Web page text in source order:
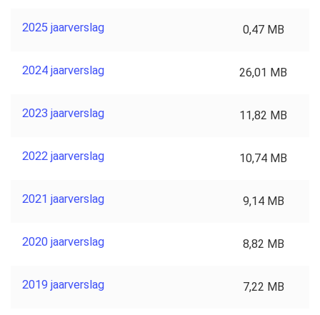
2025 jaarverslag 0,47 MB
2024 jaarverslag 26,01 MB
2023 jaarverslag 11,82 MB
2022 jaarverslag 10,74 MB
2021 jaarverslag 9,14 MB
2020 jaarverslag 8,82 MB
2019 jaarverslag 7,22 MB